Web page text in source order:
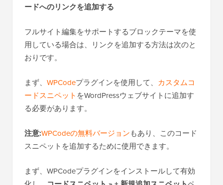
ードへのリンクを追加する
フルサイト編集をサポートするブロックテーマを使
用している場合は、リンクを追加する方法は次のと
おりです。
まず、 WPCodeプラグインを使用して、 カスタムコ
ードスニペット をWordPressウェブサイトに追加す
る必要があります。
注意:WPCodeの無料バージョンもあり、このコード
スニペットを追加するために使用できます。
まず、WPCodeプラグインをインストールして有効